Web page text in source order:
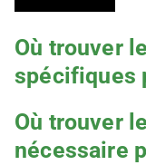
Où trouver
spécifiques
Où trouver
nécessaire